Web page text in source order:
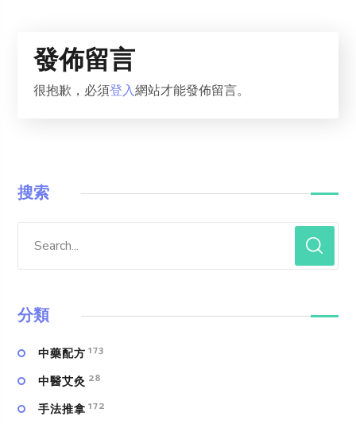
發佈留言
很抱歉，必須登入網站才能發佈留言。
搜索
分類
中藥配方 173
中醫艾灸 28
手法推拿 172